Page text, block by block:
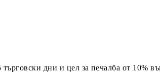
търговски дни и цел за печалба от 10%